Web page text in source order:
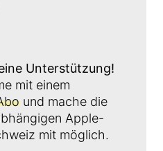
Unterstützung!
mit einem
und mache die
Apple-
mit möglich.